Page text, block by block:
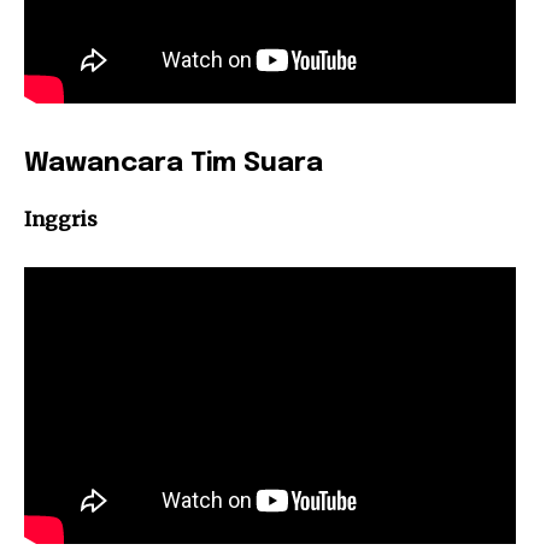
Wawancara Tim Suara
Inggris